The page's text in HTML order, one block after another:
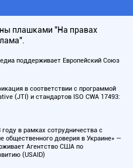
плашками "На правах
поддерживает Европейский Союз
в соответствии с программой
(JTI) и стандартов ISO CWA 17493:
году в рамках сотрудничества с
общественного доверия в Украине» —
Агентство США по
(USAID)